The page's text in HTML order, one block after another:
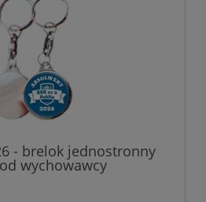
- brelok jednostronny
wychowawcy